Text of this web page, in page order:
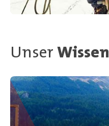
UnserWissen